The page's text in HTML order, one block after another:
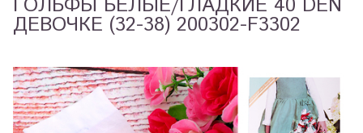
ГОЛЬФЫ БЕЛЫЕ/ГЛАДКИЕ 40 DEN
ДЕВОЧКЕ (32-38) 200302-F3302